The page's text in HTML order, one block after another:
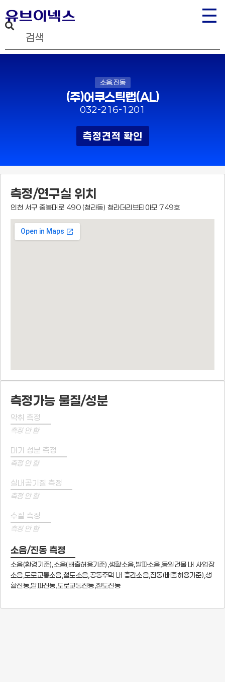
소음.진동
(주)어쿠스틱랩(AL)
032-216-1201
측정견적 확인
측정/연구실 위치
인천 서구 중봉대로 490 (청라동) 청라더리브티아모 749호
측정가능 물질/성분
악취 측정
측정 안 함
대기 성분 측정
측정 안 함
실내공기질 측정
측정 안 함
수질 측정
측정 안 함
소음/진동 측정
소음(환경기준),소음(배출허용기준),생활소음,발파소음,동일건물 내 사업장
소음,도로교통소음,철도소음,공동주택 내 층간소음,진동(배출허용기준),생
활진동,발파진동,도로교통진동,철도진동